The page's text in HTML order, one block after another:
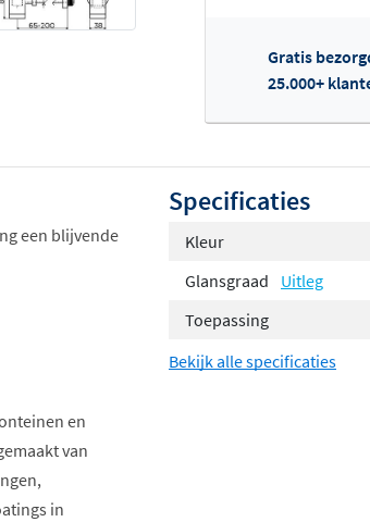
Gratis
25.000+
een blijvende
en
van
in
Specificaties
Kleur
Glansgraad
Uitleg
Toepassing
Bekijk alle specificaties